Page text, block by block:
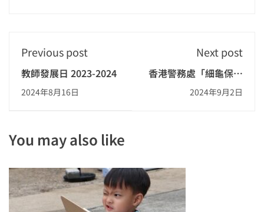
Previous post
教師發展日 2023-2024
2024年8月16日
Next post
香港警務處「細龜保育
組—我要做保育小專
2024年9月2日
You may also like